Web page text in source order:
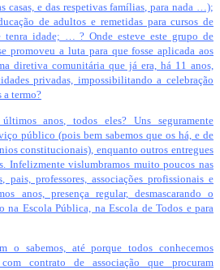
casas, e das respetivas famílias, para nada …);
de adultos e remetidas para cursos de
tenra idade; … ? Onde esteve este grupo de
promoveu a luta para que fosse aplicada aos
diretiva comunitária que já era, há 11 anos,
privadas, impossibilitando a celebração
a termo?
anos, todos eles? Uns seguramente
público (pois bem sabemos que os há, e de
constitucionais), enquanto outros entregues
Infelizmente vislumbramos muito poucos nas
pais, professores, associações profissionais e
anos, presença regular, desmascarando o
na Escola Pública, na Escola de Todos e para
o sabemos, até porque todos conhecemos
contrato de associação que procuram